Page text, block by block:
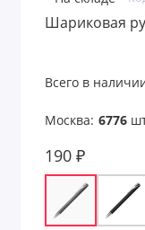
Шариковая
Всего в
Москва: 6776
190 ₽